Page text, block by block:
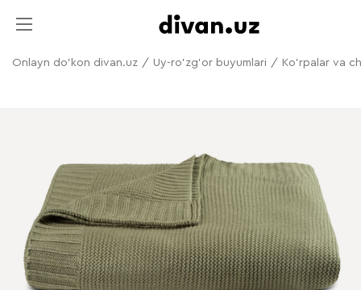
Onlayn do'kon divan.uz / Uy-ro'zg'or buyumlari / Ko'rpalar va